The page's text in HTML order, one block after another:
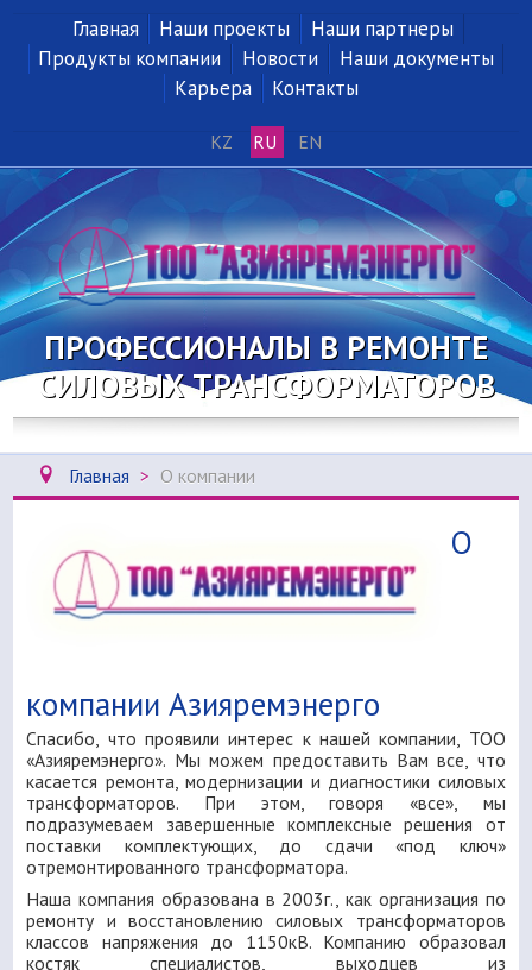
Главная Наши проекты
Наши партнеры
Продукты компании
Новости
Наши документы
Карьера
Контакты
KZ RU EN
ПРОФЕССИОНАЛЫ В РЕМОНТЕ
СИЛОВЫХ ТРАНСФОРМАТОРОВ
Главная > О компании
О
компании Азияремэнерго
Спасибо, что проявили интерес к нашей компании, ТОО
«Азияремэнерго». Мы можем предоставить Вам все, что
касается ремонта, модернизации и диагностики силовых
трансформаторов. При этом, говоря «все», мы
подразумеваем завершенные комплексные решения от
поставки комплектующих, до сдачи «под ключ»
отремонтированного трансформатора.
Наша компания образована в 2003г., как организация по
ремонту и восстановлению силовых трансформаторов
классов напряжения до 1150кВ. Компанию образовал
костяк специалистов, выходцев из